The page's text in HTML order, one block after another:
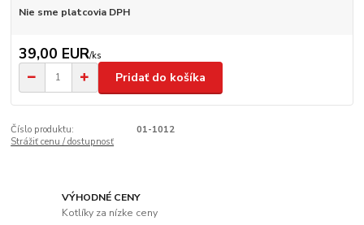
Nie sme platcovia DPH
39,00 EUR/ks
Pridať do košíka
Číslo produktu:
01-1012
Strážiť cenu / dostupnosť
VÝHODNÉ CENY
Kotlíky za nízke ceny